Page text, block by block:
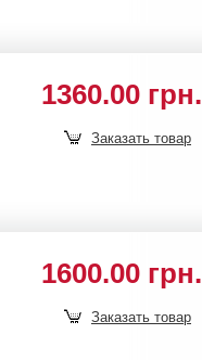
1360.00 грн.
Заказать товар
1600.00 грн.
Заказать товар